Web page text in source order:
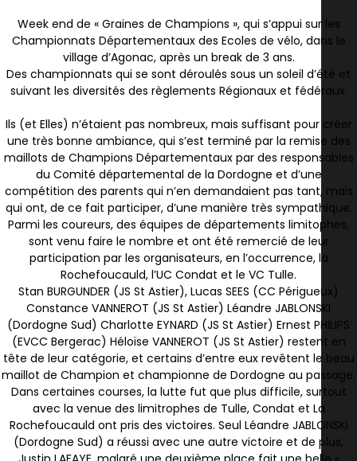
Week end de « Graines de Champions », qui s’appui sur les
Championnats Départementaux des Ecoles de vélo, dans le
village d’Agonac, après un break de 3 ans.
Des championnats qui se sont déroulés sous un soleil d’été et
suivant les diversités des règlements Régionaux et fédéraux.
Ils (et Elles) n’étaient pas nombreux, mais suffisant pour créer
une très bonne ambiance, qui s’est terminé par la remise des
maillots de Champions Départementaux par des responsables
du Comité départemental de la Dordogne et d’une
compétition des parents qui n’en demandaient pas tant, mais
qui ont, de ce fait participer, d’une manière très sympathique.
Parmi les coureurs, des équipes de départements limitophes,
sont venu faire le nombre et ont été remercié de leur
participation par les organisateurs, en l’occurrence, la
Rochefoucauld, l’UC Condat et le VC Tulle.
Stan BURGUNDER (JS St Astier), Lucas SEES (CC Périgueux)
Constance VANNEROT (JS St Astier) Léandre JABLONSKI
(Dordogne Sud) Charlotte EYNARD (JS St Astier) Ernest PHILIPS
(EVCC Bergerac) Héloïse VANNEROT (JS St Astier) restent en
tête de leur catégorie, et certains d’entre eux revêtent le beau
maillot de Champion et championne de Dordogne au passage.
Dans certaines courses, la lutte fut que plus difficile, surtout
avec la venue des limitrophes de Tulle, Condat et La
Rochefoucauld ont pris des victoires. Seul Léandre JABLONSKI
(Dordogne Sud) a réussi avec une autre victoire et de plus,